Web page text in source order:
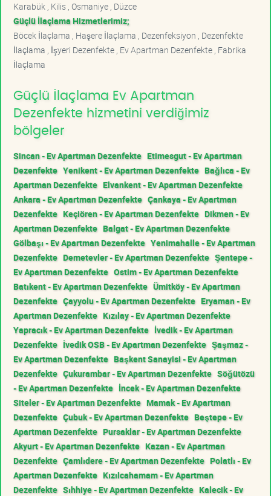
Karabük , Kilis , Osmaniye , Düzce
Güçlü İlaçlama Hizmetlerimiz;
Böcek İlaçlama , Haşere İlaçlama , Dezenfeksiyon , Dezenfekte
İlaçlama , İşyeri Dezenfekte , Ev Apartman Dezenfekte , Fabrika
İlaçlama
Güçlü İlaçlama Ev Apartman
Dezenfekte hizmetini verdiğimiz
bölgeler
Sincan - Ev Apartman Dezenfekte Etimesgut - Ev Apartman
Dezenfekte Yenikent - Ev Apartman Dezenfekte Bağlıca - Ev
Apartman Dezenfekte Elvankent - Ev Apartman Dezenfekte
Ankara - Ev Apartman Dezenfekte Çankaya - Ev Apartman
Dezenfekte Keçiören - Ev Apartman Dezenfekte Dikmen - Ev
Apartman Dezenfekte Balgat - Ev Apartman Dezenfekte
Gölbaşı - Ev Apartman Dezenfekte Yenimahalle - Ev Apartman
Dezenfekte Demetevler - Ev Apartman Dezenfekte Şentepe -
Ev Apartman Dezenfekte Ostim - Ev Apartman Dezenfekte
Batıkent - Ev Apartman Dezenfekte Ümitköy - Ev Apartman
Dezenfekte Çayyolu - Ev Apartman Dezenfekte Eryaman - Ev
Apartman Dezenfekte Kızılay - Ev Apartman Dezenfekte
Yapracık - Ev Apartman Dezenfekte İvedik - Ev Apartman
Dezenfekte İvedik OSB - Ev Apartman Dezenfekte Şaşmaz -
Ev Apartman Dezenfekte Başkent Sanayisi - Ev Apartman
Dezenfekte Çukurambar - Ev Apartman Dezenfekte Söğütözü
- Ev Apartman Dezenfekte İncek - Ev Apartman Dezenfekte
Siteler - Ev Apartman Dezenfekte Mamak - Ev Apartman
Dezenfekte Çubuk - Ev Apartman Dezenfekte Beştepe - Ev
Apartman Dezenfekte Pursaklar - Ev Apartman Dezenfekte
Akyurt - Ev Apartman Dezenfekte Kazan - Ev Apartman
Dezenfekte Çamlıdere - Ev Apartman Dezenfekte Polatlı - Ev
Apartman Dezenfekte Kızılcahamam - Ev Apartman
Dezenfekte Sıhhiye - Ev Apartman Dezenfekte Kalecik - Ev